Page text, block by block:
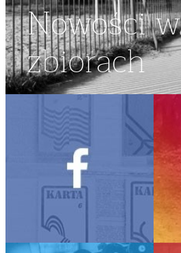
Nowości w
zbiorach